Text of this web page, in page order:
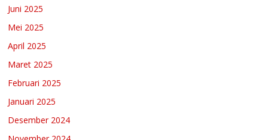
Juni 2025
Mei 2025
April 2025
Maret 2025
Februari 2025
Januari 2025
Desember 2024